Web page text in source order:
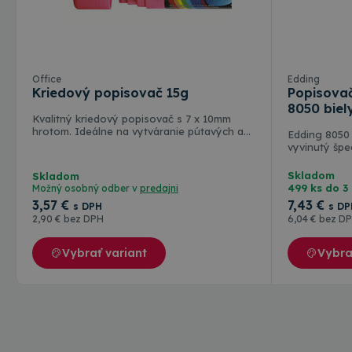
Office
Kriedový popisovač 15g
Kvalitný kriedový popisovač s 7 x 10mm
hrotom. Ideálne na vytváranie pútavých a
predajniach áut na písanie informácií o
cenách. Možno zmyť vodou, napríklad
tradičnou špongiou. Vybavený klipom na
uzávere, ktorý umožňuje pripevnenie na
Skladom
Možný osobný odber v predajni
3,57 € s DPH
2,90 € bez DPH
Vybrať variant
Edding
8050
Edding
vyvinutý
Je
každom
letnú a
rýchlo
Okrúhly
Väčšie
Skladom
499 ks do 3
7,43 € s
6,04 € bez
Meno
Doména
Google
_gcl_au
Google
Meno
RSHOP